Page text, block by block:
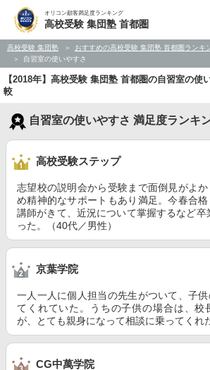
オリコン顧客満足度ランキング
高校受験 集団塾 首都圏
高校受験 集団塾 おすすめの高校受験 集団塾 首都圏ランキ
自習室の使いやすさ
【2018年】高校受験 集団塾 首都圏の自習室の使
較
自習室の使いやすさ 満足度ランキ
高校受験ステップ
志望校の説明会から受験まで面倒見がよ
め精神的なサポートもあり満足。今春合
講師がきて、近況について掌握するなど
った。（40代／男性）
京葉学院
一人一人に個人担当の先生がついて、子
てくれていた。うちの子供の場合は、校
が、とても親身になって相談に乗ってくれ
CG中萬学院